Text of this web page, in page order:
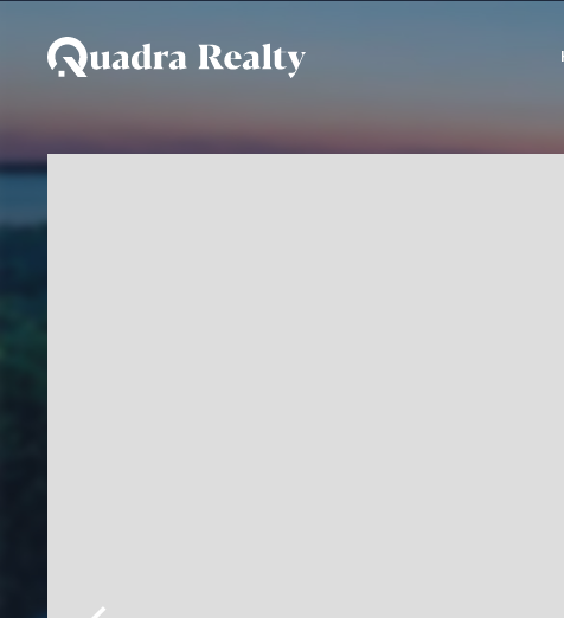
Apartamento a venda